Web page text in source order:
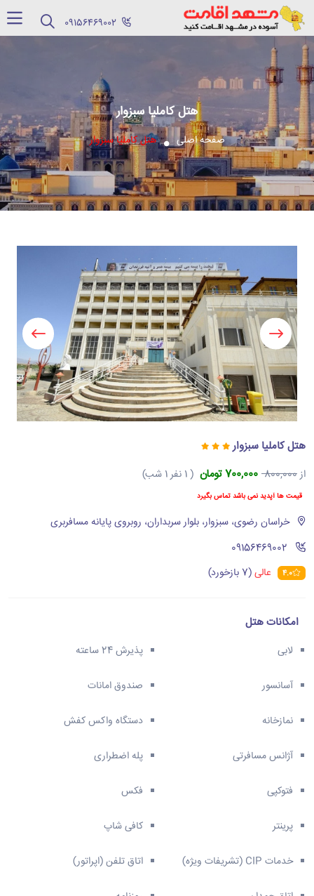
هتل کاملیا سبزوار
صفحه اصلی هتل کاملیا سبزوار
هتل کاملیا سبزوار
از800,000 700,000 تومان ( 1 نفر 1 شب)
قیمت ها آپدید نمی باشد تماس بگیرد
خراسان رضوی، سبزوار، بلوار سربداران، روبروی پایانه مسافربری
‪09156469002‬
4.0 عالی(7 بازخورد)
امکانات هتل
لابی پذیرش 24 ساعته
آسانسور صندوق امانات
نمازخانه دستگاه واکس کفش
آژانس مسافرتی پله اضطراری
فتوکپی فکس
پرینتر کافی شاپ
خدمات CIP (تشریفات ویژه) اتاق تلفن (اپراتور)